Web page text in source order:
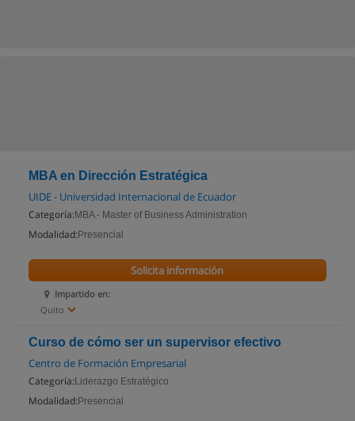
MBA en Dirección Estratégica
UIDE - Universidad Internacional de Ecuador
Categoría: MBA - Master of Business Administration
Modalidad: Presencial
Impartido en:
Quito
Solicita información
Curso de cómo ser un supervisor efectivo
Centro de Formación Empresarial
Categoría: Liderazgo Estratégico
Modalidad: Presencial